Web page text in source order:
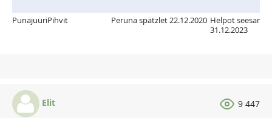
PunajuuriPihvit Peruna spätzlet 22.12.2020 Helpot
31.12.2023
Elit 9 447